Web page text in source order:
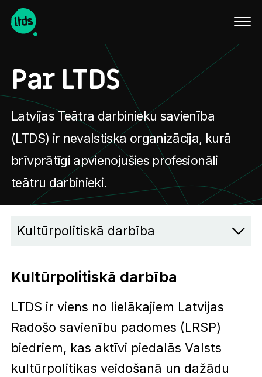
Par LTDS
Latvijas Teātra darbinieku savienība
(LTDS) ir nevalstiska organizācija, kurā
brīvprātīgi apvienojušies profesionāli
teātru darbinieki.
Kultūrpolitiskā darbība
Kultūrpolitiskā darbība
LTDS ir viens no lielākajiem Latvijas
Radošo savienību padomes (LRSP)
biedriem, kas aktīvi piedalās Valsts
kultūrpolitikas veidošanā un dažādu